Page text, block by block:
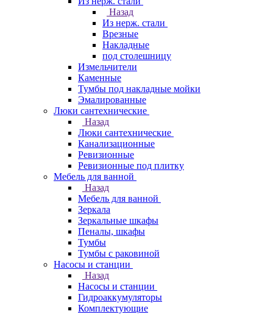
Назад
Из нерж. стали
Врезные
Накладные
под столешницу
Измельчители
Каменные
Тумбы под накладные мойки
Эмалированные
Люки сантехнические
Назад
Люки сантехнические
Канализационные
Ревизионные
Ревизионные под плитку
Мебель для ванной
Назад
Мебель для ванной
Зеркала
Зеркальные шкафы
Пеналы, шкафы
Тумбы
Тумбы с раковиной
Насосы и станции
Назад
Насосы и станции
Гидроаккумуляторы
Комплектующие